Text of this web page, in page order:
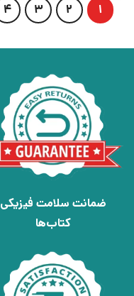
1
2
3
4
ضمانت سلامت فیزیکی
کتاب‌ها